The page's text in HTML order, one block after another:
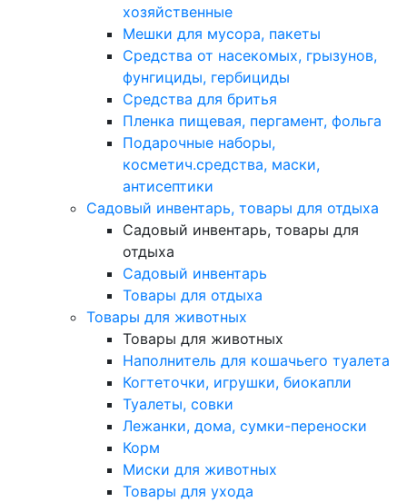
хозяйственные
Мешки для мусора, пакеты
Средства от насекомых, грызунов,
фунгициды, гербициды
Средства для бритья
Пленка пищевая, пергамент, фольга
Подарочные наборы,
косметич.средства, маски,
антисептики
Садовый инвентарь, товары для отдыха
Садовый инвентарь, товары для
отдыха
Садовый инвентарь
Товары для отдыха
Товары для животных
Товары для животных
Наполнитель для кошачьего туалета
Когтеточки, игрушки, биокапли
Туалеты, совки
Лежанки, дома, сумки-переноски
Корм
Миски для животных
Товары для ухода